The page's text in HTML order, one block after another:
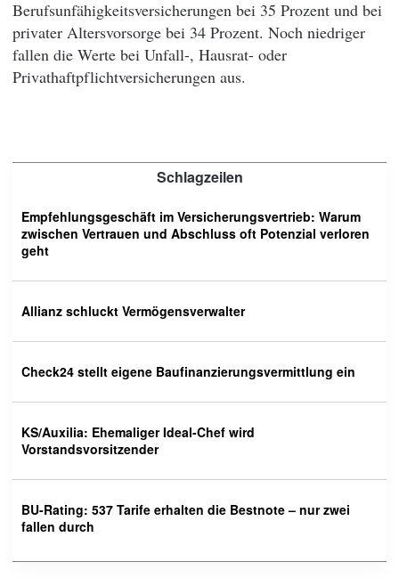
Berufsunfähigkeitsversicherungen bei 35 Prozent und bei
privater Altersvorsorge bei 34 Prozent. Noch niedriger
fallen die Werte bei Unfall-, Hausrat- oder
Privathaftpflichtversicherungen aus.
Schlagzeilen
Empfehlungsgeschäft im Versicherungsvertrieb: Warum
zwischen Vertrauen und Abschluss oft Potenzial verloren
geht
Allianz schluckt Vermögensverwalter
Check24 stellt eigene Baufinanzierungsvermittlung ein
KS/Auxilia: Ehemaliger Ideal-Chef wird
Vorstandsvorsitzender
BU-Rating: 537 Tarife erhalten die Bestnote – nur zwei
fallen durch